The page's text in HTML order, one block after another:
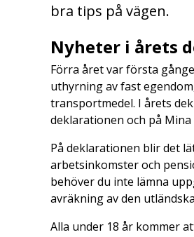
bra tips på vägen.
Nyheter i årets
Förra året var första
uthyrning av fast
transportmedel. I årets
deklarationen och på
På deklarationen blir det
arbetsinkomster och
behöver du inte lämna
avräkning av den
Alla under 18 år kommer